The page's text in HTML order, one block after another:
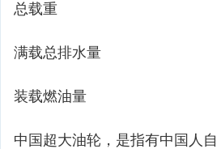
总载重
满载总排水量
装载燃油量
中国超大油轮，是指有中国人